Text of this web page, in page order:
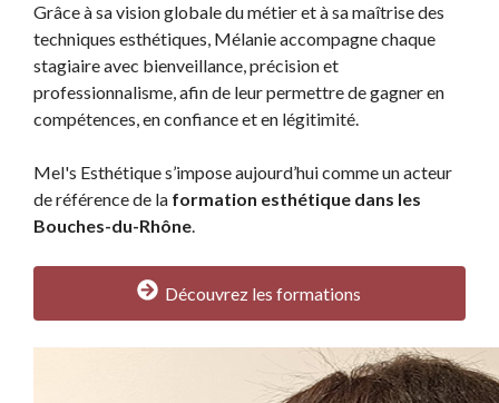
Grâce à sa vision globale du métier et à sa maîtrise des
techniques esthétiques, Mélanie accompagne chaque
stagiaire avec bienveillance, précision et
professionnalisme, afin de leur permettre de gagner en
compétences, en confiance et en légitimité.
Mel's Esthétique s’impose aujourd’hui comme un acteur
de référence de laformation esthétique dans les
Bouches-du-Rhône.
Découvrez les formations